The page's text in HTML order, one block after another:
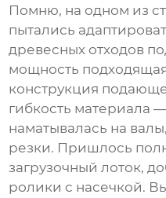
Помню, на одном из
пытались
древесных отходов
мощность
конструкция
гибкость материала
наматывалась на
резки. Пришлось
загрузочный лоток,
ролики с насечкой.